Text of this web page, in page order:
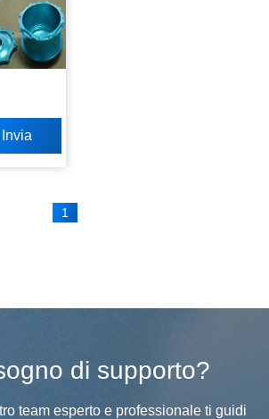
Invia
1
di supporto?
team esperto e professionale ti guidi